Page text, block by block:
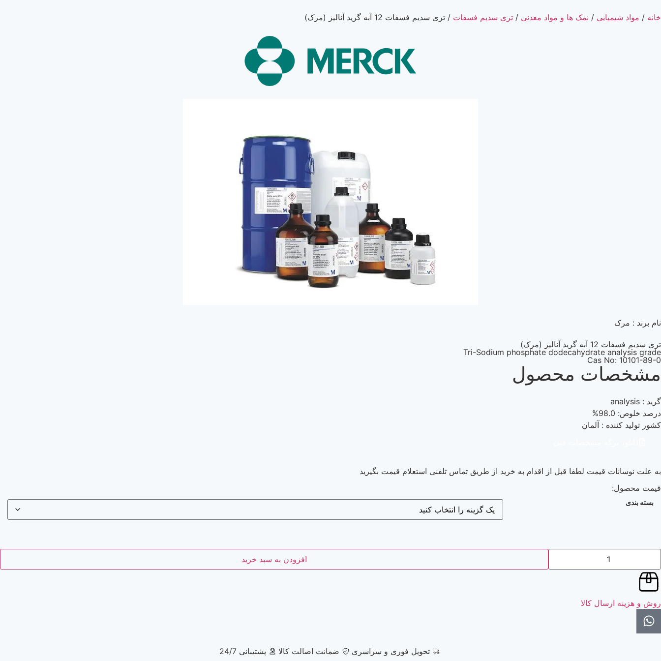
خانه / مواد شیمیایی / نمک ها و مواد معدنی / تری سدیم فسفات / تری سديم فسفات 12 آبه گرید آنالیز (مرک)
نام برند : مرک
تری سديم فسفات 12 آبه گرید آنالیز (مرک)
Tri-Sodium phosphate dodecahydrate analysis grade
Cas No: 10101-89-0
مشخصات محصول
گرید : analysis
درصد خلوص: 98.0%
کشور تولید کننده : آلمان
به علت نوسانات قیمت لطفا قبل از اقدام به خرید از طریق تماس تلفنی استعلام قیمت بگیرید
قیمت محصول:
بسته بندی
افزودن به سبد خرید
روش و هزینه ارسال کالا
تحویل فوری و سراسری ضمانت اصالت کالا پشتیبانی 24/7